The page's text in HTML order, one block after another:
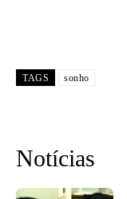
TAGS sonho
Notícias